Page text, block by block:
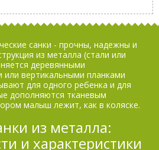
санки - прочны, надежны и
из металла (стали или
деревянными
или вертикальными планками
для одного ребенка и для
дополняются тканевым
малыш лежит, как в коляске.
из металла:
и характеристики